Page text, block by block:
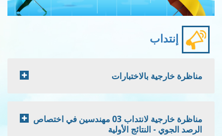
إنتداب
مناظرة خارجية بالاختبارات
مناظرة خارجية لانتداب 03 مهندسين في اختصاص
الرصد الجوي - النتائج الأولية